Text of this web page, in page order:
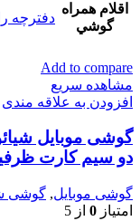
اقلام همراه
گوشي
دفترچه‌
Add to compare
مشاهده سریع
افزودن به علاقه مندی
دو سیم کارت ظرفیت 512 گیگابایت و رم 12
گوشی موبایل, گوشی
امتیاز 0 از 5